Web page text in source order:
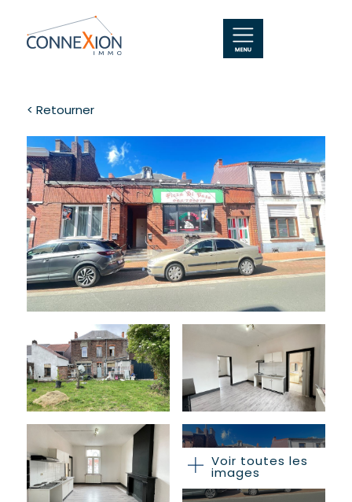
< Retourner
Voir toutes les
images